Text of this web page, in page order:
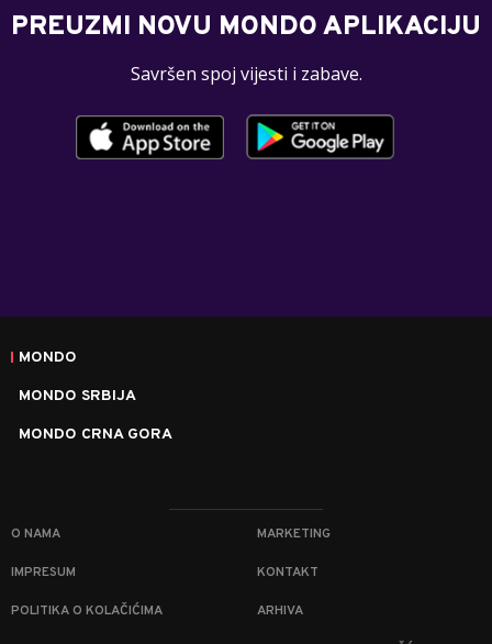
PREUZMI NOVU MONDO APLIKACIJU
Savršen spoj vijesti i zabave.
MONDO
MONDO SRBIJA
MONDO CRNA GORA
O NAMA MARKETING
IMPRESUM KONTAKT
POLITIKA O KOLAČIĆIMA ARHIVA